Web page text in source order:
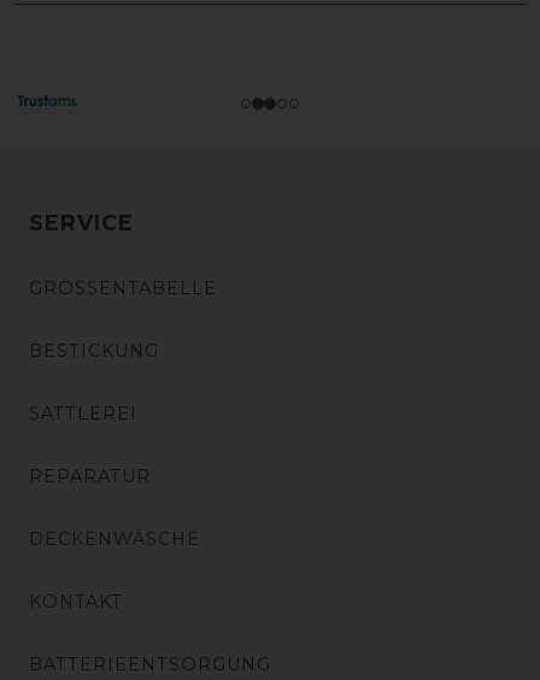
SERVICE
GRÖSSENTABELLE
BESTICKUNG
SATTLEREI
REPARATUR
DECKENWÄSCHE
KONTAKT
BATTERIEENTSORGUNG